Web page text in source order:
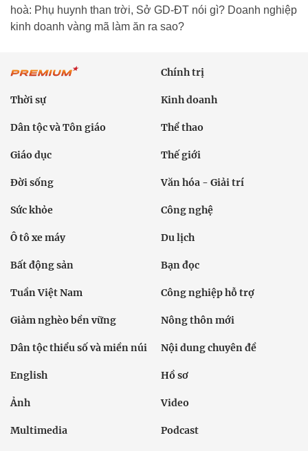
hoà: Phụ huynh than trời, Sở GD-ĐT nói gì? Doanh nghiệp
kinh doanh vàng mã làm ăn ra sao?
Chính trị
Thời sự Kinh doanh
Dân tộc và Tôn giáo Thể thao
Giáo dục Thế giới
Đời sống Văn hóa - Giải trí
Sức khỏe Công nghệ
Ô tô xe máy Du lịch
Bất động sản Bạn đọc
Tuần Việt Nam Công nghiệp hỗ trợ
Giảm nghèo bền vững Nông thôn mới
Dân tộc thiểu số và miền núi Nội dung chuyên đề
English Hồ sơ
Ảnh Video
Multimedia Podcast